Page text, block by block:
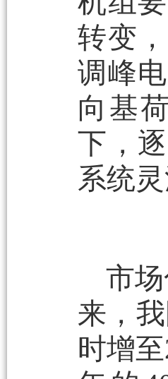
转变
调峰
向基
下，
系统
市
来，
时增